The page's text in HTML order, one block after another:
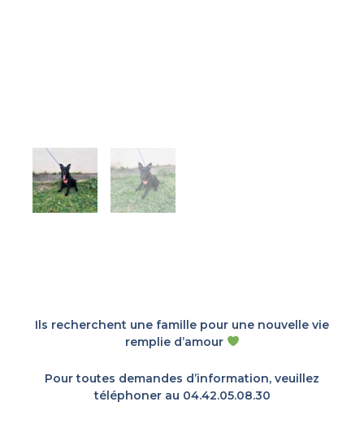
Ils recherchent une famille pour une nouvelle vie
remplie d’amour
Pour toutes demandes d’information, veuillez
téléphoner au 04.42.05.08.30